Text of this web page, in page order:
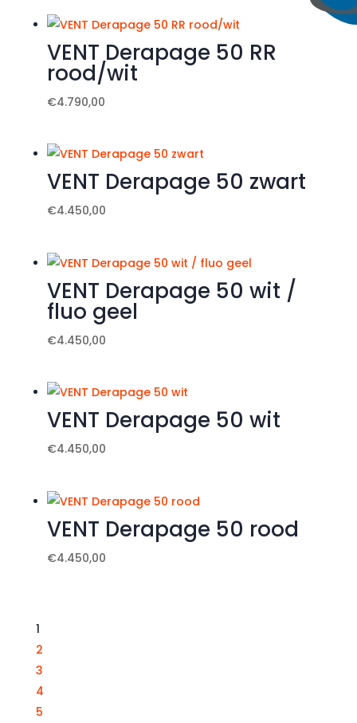
VENT Derapage 50 RR
rood/wit
€4.790,00
VENT Derapage 50 zwart
€4.450,00
VENT Derapage 50 wit /
fluo geel
€4.450,00
VENT Derapage 50 wit
€4.450,00
VENT Derapage 50 rood
€4.450,00
1
2
3
4
5